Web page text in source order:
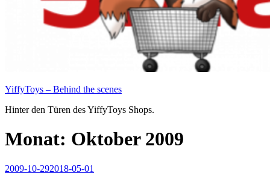
YiffyToys – Behind the scenes
Hinter den Türen des YiffyToys Shops.
Monat: Oktober 2009
Veröffentlicht
2009-10-292018-05-01